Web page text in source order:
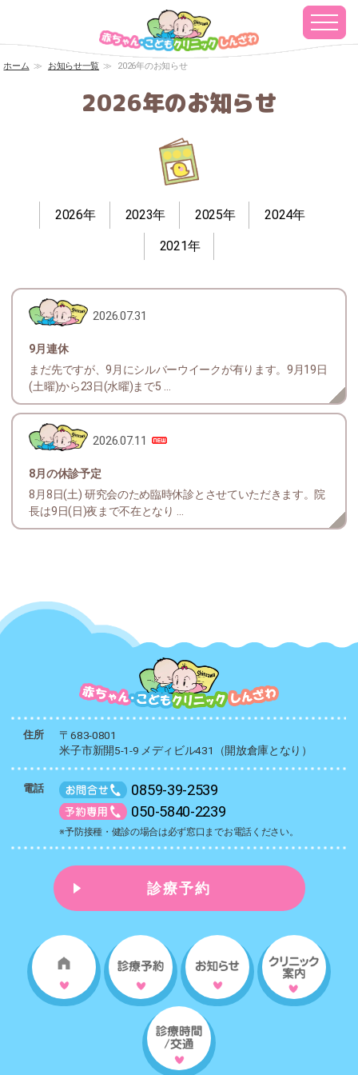
ホーム ≫ お知らせ一覧 ≫ 2026年のお知らせ
2026年のお知らせ
2026年 2023年 2025年 2024年
2021年
2026.07.31
9月連休
まだ先ですが、9月にシルバーウイークが有ります。9月19日
(土曜)から23日(水曜)まで5 ...
2026.07.11
8月の休診予定
8月8日(土) 研究会のため臨時休診とさせていただきます。院
長は9日(日)夜まで不在となり ...
住所
〒683-0801
米子市新開5-1-9 メディビル431（開放倉庫となり）
電話
0859-39-2539
050-5840-2239
※予防接種・健診の場合は必ず窓口までお電話ください。
診療予約